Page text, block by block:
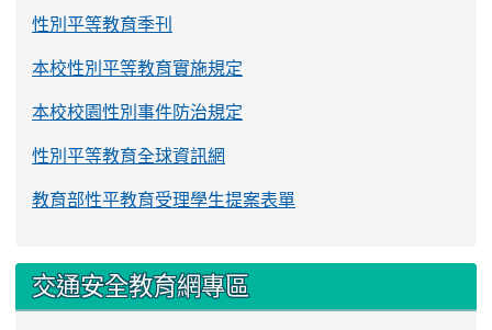
性別平等教育季刊
本校性別平等教育實施規定
本校校園性別事件防治規定
性別平等教育全球資訊網
教育部性平教育受理學生提案表單
交通安全教育網專區